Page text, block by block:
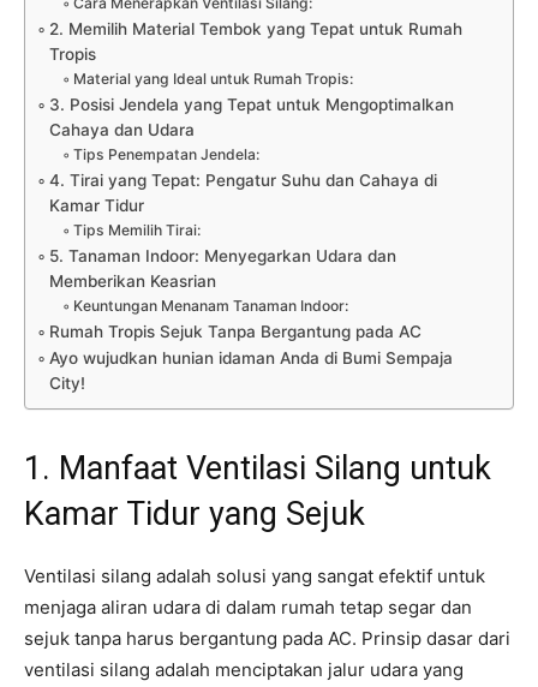
2. Memilih Material Tembok yang Tepat untuk Rumah
Tropis
Material yang Ideal untuk Rumah Tropis:
3. Posisi Jendela yang Tepat untuk Mengoptimalkan
Cahaya dan Udara
Tips Penempatan Jendela:
4. Tirai yang Tepat: Pengatur Suhu dan Cahaya di
Kamar Tidur
Tips Memilih Tirai:
5. Tanaman Indoor: Menyegarkan Udara dan
Memberikan Keasrian
Keuntungan Menanam Tanaman Indoor:
Rumah Tropis Sejuk Tanpa Bergantung pada AC
Ayo wujudkan hunian idaman Anda di Bumi Sempaja
City!
1. Manfaat Ventilasi Silang untuk
Kamar Tidur yang Sejuk
Ventilasi silang adalah solusi yang sangat efektif untuk
menjaga aliran udara di dalam rumah tetap segar dan
sejuk tanpa harus bergantung pada AC. Prinsip dasar dari
ventilasi silang adalah menciptakan jalur udara yang